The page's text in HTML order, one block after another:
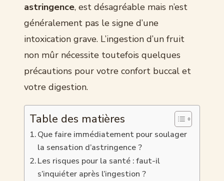
astringence, est désagréable mais n’est
généralement pas le signe d’une
intoxication grave. L’ingestion d’un fruit
non mûr nécessite toutefois quelques
précautions pour votre confort buccal et
votre digestion.
Table des matières
Que faire immédiatement pour soulager
la sensation d’astringence ?
Les risques pour la santé : faut-il
s’inquiéter après l’ingestion ?